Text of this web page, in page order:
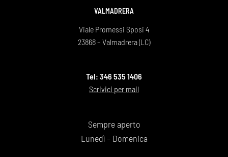
VALMADRERA
Viale Promessi Sposi 4
23868 – Valmadrera (LC)
Tel: 346 535 1406
Scrivici per mail
Sempre aperto
Lunedì – Domenica